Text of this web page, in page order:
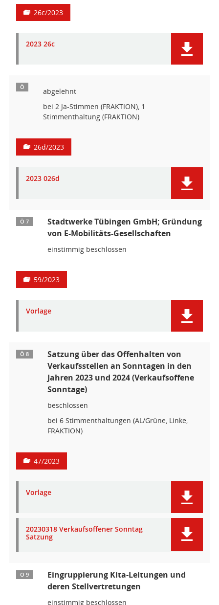
26c/2023
2023 26c
Ö
abgelehnt
bei 2 Ja-Stimmen (FRAKTION), 1
Stimmenthaltung (FRAKTION)
26d/2023
2023 026d
Ö 7
Stadtwerke Tübingen GmbH; Gründung
von E-Mobilitäts-Gesellschaften
einstimmig beschlossen
59/2023
Vorlage
Ö 8
Satzung über das Offenhalten von
Verkaufsstellen an Sonntagen in den
Jahren 2023 und 2024 (Verkaufsoffene
Sonntage)
beschlossen
bei 6 Stimmenthaltungen (AL/Grüne, Linke,
FRAKTION)
47/2023
Vorlage
20230318 Verkaufsoffener Sonntag
Satzung
Ö 9
Eingruppierung Kita-Leitungen und
deren Stellvertretungen
einstimmig beschlossen